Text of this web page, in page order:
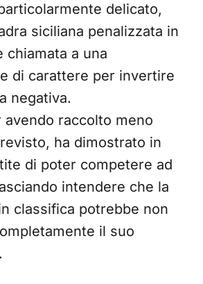
delicato,
siciliana penalizzata in
chiamata a una
di carattere per invertire
negativa.
avendo raccolto meno
ha dimostrato in
di poter competere ad
intendere che la
classifica potrebbe non
il suo